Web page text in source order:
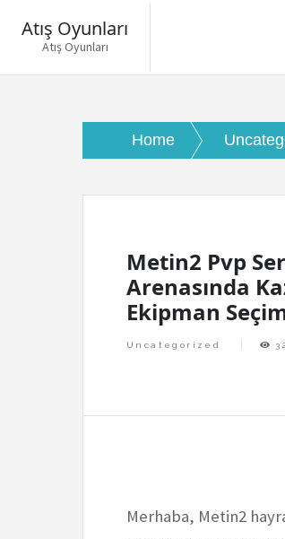
Atış Oyunları
Atış Oyunları
Home
Metin2 Pvp
Arenasında
Ekipman
Uncategorized
Merhaba, Metin2